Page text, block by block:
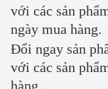
với các sản
ngày mua hàng.
Đổi ngay sản
với các sản
hàng.